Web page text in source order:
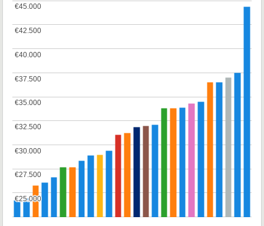
€25.000
€25.000
€27.500
€27.500
€30.000
€30.000
€32.500
€32.500
€35.000
€35.000
€37.500
€37.500
€40.000
€40.000
€42.500
€42.500
€45.000
€45.000